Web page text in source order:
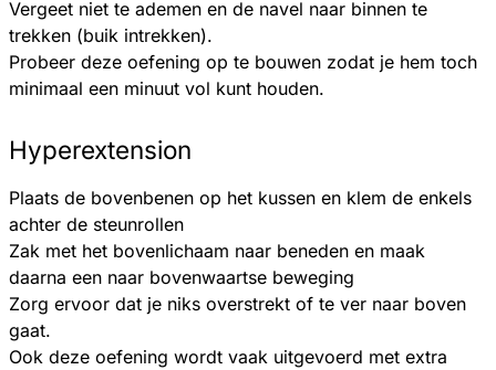
Vergeet niet te ademen en de navel naar binnen te
trekken (buik intrekken).
Probeer deze oefening op te bouwen zodat je hem toch
minimaal een minuut vol kunt houden.
Hyperextension
Plaats de bovenbenen op het kussen en klem de enkels
achter de steunrollen
Zak met het bovenlichaam naar beneden en maak
daarna een naar bovenwaartse beweging
Zorg ervoor dat je niks overstrekt of te ver naar boven
gaat.
Ook deze oefening wordt vaak uitgevoerd met extra